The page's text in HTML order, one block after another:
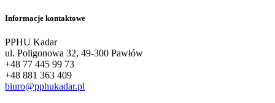
Informacje kontaktowe
PPHU Kadar
ul. Poligonowa 32, 49-300 Pawłów
+48 77 445 99 73
+48 881 363 409
biuro@pphukadar.pl